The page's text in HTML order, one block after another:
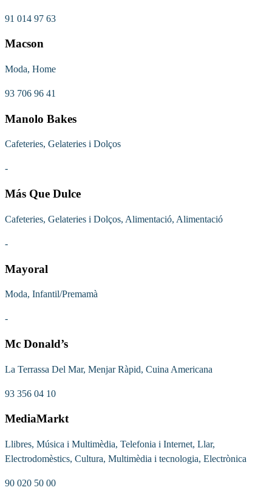
91 014 97 63
Macson
Moda, Home
93 706 96 41
Manolo Bakes
Cafeteries, Gelateries i Dolços
-
Más Que Dulce
Cafeteries, Gelateries i Dolços, Alimentació, Alimentació
-
Mayoral
Moda, Infantil/Premamà
-
Mc Donald’s
La Terrassa Del Mar, Menjar Ràpid, Cuina Americana
93 356 04 10
MediaMarkt
Llibres, Música i Multimèdia, Telefonia i Internet, Llar,
Electrodomèstics, Cultura, Multimèdia i tecnologia, Electrònica
90 020 50 00